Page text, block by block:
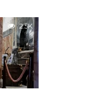
2.5K